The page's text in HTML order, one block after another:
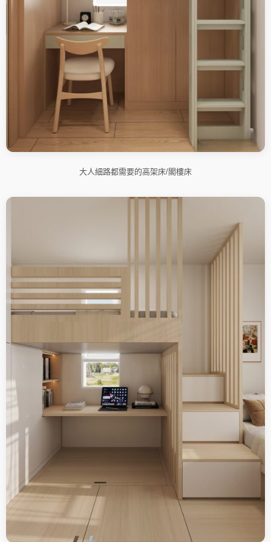
大人細路都需要的高架床/閣樓床